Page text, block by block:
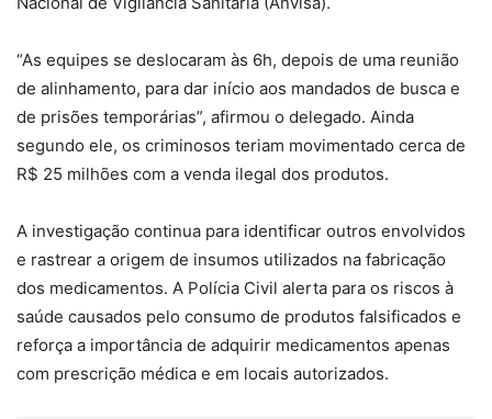
“As equipes se deslocaram às 6h, depois de uma reunião
de alinhamento, para dar início aos mandados de busca e
de prisões temporárias”, afirmou o delegado. Ainda
segundo ele, os criminosos teriam movimentado cerca de
R$ 25 milhões com a venda ilegal dos produtos.
A investigação continua para identificar outros envolvidos
e rastrear a origem de insumos utilizados na fabricação
dos medicamentos. A Polícia Civil alerta para os riscos à
saúde causados pelo consumo de produtos falsificados e
reforça a importância de adquirir medicamentos apenas
com prescrição médica e em locais autorizados.